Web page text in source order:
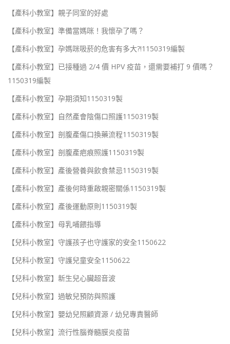
【產科小教室】親子同室的好處
【產科小教室】準備當媽咪！我懷孕了嗎？
【產科小教室】孕媽咪吸菸的危害有多大?!1150319編製
【產科小教室】已接種過 2/4 價 HPV 疫苗，還需要補打 9 價嗎？
1150319編製
【產科小教室】孕期須知1150319製
【產科小教室】自然產會陰傷口照護1150319製
【產科小教室】剖腹產傷口換藥流程1150319製
【產科小教室】剖腹產疤痕照護1150319製
【產科小教室】產後營養與飲食禁忌1150319製
【產科小教室】產後何時重啟親密關係1150319製
【產科小教室】產後運動原則1150319製
【產科小教室】母乳哺餵指導
【兒科小教室】守護孩子也守護家的安全1150622
【兒科小教室】守護兒童安全1150622
【兒科小教室】新生兒心臟超音波
【兒科小教室】過敏兒預防與照護
【兒科小教室】嬰幼兒照顧資源 / 幼兒專責醫師
【兒科小教室】流行性腦脊髓膜炎疫苗